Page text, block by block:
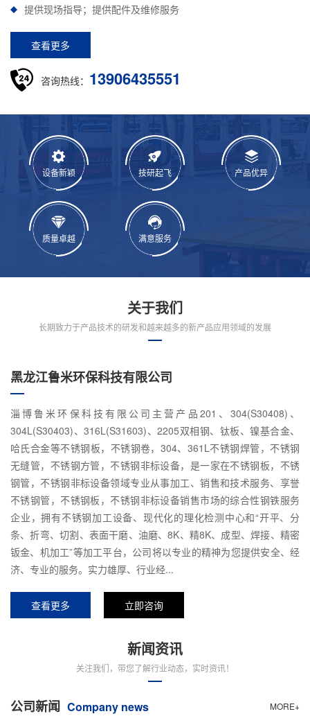
提供现场指导；提供配件及维修服务
查看更多
咨询热线： 13906435551
设备新颖 技研起飞 产品优异
质量卓越 满意服务
关于我们
长期致力于产品技术的研发和越来越多的新产品应用领域的发展
黑龙江鲁米环保科技有限公司
淄博鲁米环保科技有限公司主营产品201、304(S30408)、
304L(S30403)、316L(S31603)、2205双相钢、钛板、镍基合金、
哈氏合金等不锈钢板，不锈钢卷，304、361L不锈钢焊管，不锈钢
无缝管，不锈钢方管，不锈钢非标设备，是一家在不锈钢板，不锈
钢管，不锈钢非标设备领域专业从事加工、销售和技术服务、享誉
不锈钢管，不锈钢板，不锈钢非标设备销售市场的综合性钢铁服务
企业，拥有不锈钢加工设备、现代化的理化检测中心和“开平、分
条、折弯、切割、表面干磨、油磨、8K、精8K、成型、焊接、精密
钣金、机加工”等加工平台，公司将以专业的精神为您提供安全、经
济、专业的服务。实力雄厚、行业经...
查看更多 立即咨询
新闻资讯
关注我们，带您了解行业动态，实时资讯！
MORE+
公司新闻 Company news